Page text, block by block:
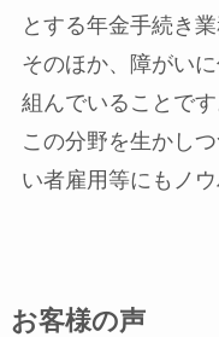
とする年金手続き
そのほか、障がい
組んでいることです
この分野を生かし
い者雇用等にもノ
お客様の声